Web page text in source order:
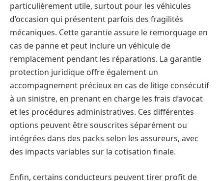
particulièrement utile, surtout pour les véhicules
d’occasion qui présentent parfois des fragilités
mécaniques. Cette garantie assure le remorquage en
cas de panne et peut inclure un véhicule de
remplacement pendant les réparations. La garantie
protection juridique offre également un
accompagnement précieux en cas de litige consécutif
à un sinistre, en prenant en charge les frais d’avocat
et les procédures administratives. Ces différentes
options peuvent être souscrites séparément ou
intégrées dans des packs selon les assureurs, avec
des impacts variables sur la cotisation finale.
Enfin, certains conducteurs peuvent tirer profit de